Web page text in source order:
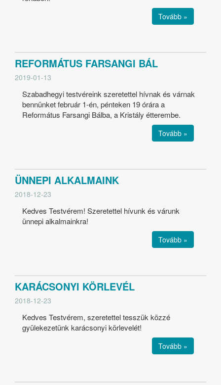
Tovább »
REFORMÁTUS FARSANGI BÁL
2019-01-13
Szabadhegyi testvéreink szeretettel hívnak és várnak
bennünket február 1-én, pénteken 19 órára a
Református Farsangi Bálba, a Kristály étterembe.
Tovább »
ÜNNEPI ALKALMAINK
2018-12-23
Kedves Testvérem! Szeretettel hívunk és várunk
ünnepi alkalmainkra!
Tovább »
KARÁCSONYI KÖRLEVÉL
2018-12-23
Kedves Testvérem, szeretettel tesszük közzé
gyülekezetünk karácsonyi körlevelét!
Tovább »